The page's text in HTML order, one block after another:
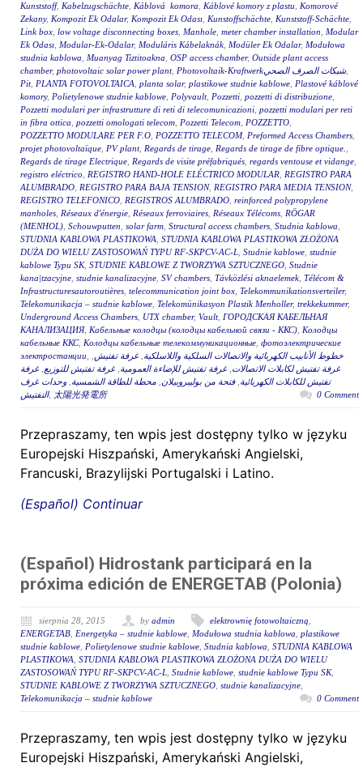
Kunststoff, Kabelzugschächte Káblová komora Káblové komory z plastu
Komorové
Zekany, Kompozit Ek Odalar, Kompozit Ek Odası Kunstoffschächte Kunststoff-Schächte
Link box low voltage disconnecting boxes Manhole meter chamber installation
Modular
Ek Odası Modular-Ek-Odalar, Moduláris Kábelaknák Modüler Ek Odalar, Modułowa
studnia kablowa
Muanyag Tiztitoakna OSP access chamber, Outside plant access
chamber, photovoltaic solar power plant, Photovoltaik-Kraftwerkشبكات الصرف الصحي,
Pit, PLANTA FOTOVOLTAICA planta solar, plastikowe studnie kablowe Plastové káblové
komory, Polietylenowe studnie kablowe Polyvault, Pozzetti pozzetti di distribuzione
Pozzetti modulari per infrastrutture di reti di telecomunicazioni pozzetti modulari per reti
in fibra ottica pozzetti omologati telecom Pozzetti Telecom POZZETTO
POZZETTO MODULARE PER F.O POZZETTO TELECOM, Preformed Access Chambers
projet photovoltaïque PV plant, Regards de tirage Regards de tirage de fibre optique.
Regards de tirage Electrique Regards de visite préfabriqués regards ventouse et vidange
registro eléctrico REGISTRO HAND-HOLE ELÉCTRICO MODULAR REGISTRO PARA
ALUMBRADO REGISTRO PARA BAJA TENSION, REGISTRO PARA MEDIA TENSION,
REGISTRO TELEFONICO REGISTROS ALUMBRADO reinforced polypropylene
manholes Réseaux d'énergie Réseaux ferroviaires Réseaux Télécoms RÖGAR
(MENHOL) Schouwputten solar farm Structural access chambers Studnia kablowa
STUDNIA KABLOWA PLASTIKOWA STUDNIA KABLOWA PLASTIKOWA ZŁOŻONA
DUŻA DO WIELU ZASTOSOWAŃ TYPU RF-SKPCV-AC-L Studnie kablowe studnie
kablowe Typu SK, STUDNIE KABLOWE Z TWORZYWA SZTUCZNEGO Studnie
kana|tzacyjne studnie kanalizacyjne SV chambers Távközlési aknaelemek Télécom &
Infrastructuresautoroutières telecommunication joint box Telekommunikationsverteiler,
Telekomunikacja – studnie kablowe Telekomünikasyon Plastik Menholler, trekkekummer,
Underground Access Chambers UTX chamber, Vault, ГОРОДСКАЯ КАБЕЛЬНАЯ
КАНАЛИЗАЦИЯ, Кабельные колодцы (колодцы кабельной связи - ККС) Колодцы
кабельные ККС, Колодцы кабельные телекоммуникационные фотоэлектрические
электростанции
خطوط الأنابيب الكهربائية والاتصالات السلكية واللاسلكية غرفة تفتيش
غرفة تفتيش لكابلات الاتصالات غرفة تفتيش للإضاءة العمومية غرفة تفتيش للتوزيع غرفة
تفتيش للكابلات الكهربائية ,فتحة من بوليبروبيلان محطة للطاقة الشمسية وحدات غرف
التفتيش, 太陽光発電所 0 Comment
Przepraszamy, ten wpis jest dostępny tylko w języku
Europejski Hiszpański, Amerykański Angielski,
Francuski, Brazylijski Portugalski i Latino.
(Español) Continuar
(Español) Hidrostank participará en la
próxima edición de ENERGETAB (Polonia)
sierpnia 28, 2015 by admin elektrownię fotowoltaiczną
ENERGETAB Energetyka – studnie kablowe Modułowa studnia kablowa plastikowe
studnie kablowe Polietylenowe studnie kablowe Studnia kablowa STUDNIA KABLOWA
PLASTIKOWA STUDNIA KABLOWA PLASTIKOWA ZŁOŻONA DUŻA DO WIELU
ZASTOSOWAŃ TYPU RF-SKPCV-AC-L Studnie kablowe studnie kablowe Typu SK,
STUDNIE KABLOWE Z TWORZYWA SZTUCZNEGO studnie kanalizacyjne
Telekomunikacja – studnie kablowe
0 Comment
Przepraszamy, ten wpis jest dostępny tylko w języku
Europejski Hiszpański, Amerykański Angielski,